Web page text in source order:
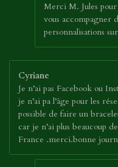
Merci M. Jules
vous accompagner
personnalisations
Cyriane
Je n’ai pas Facebook ou
je n’ai pa l’âge pour les
possible de faire un
car je n’ai plus beaucoup
France .merci.bonne